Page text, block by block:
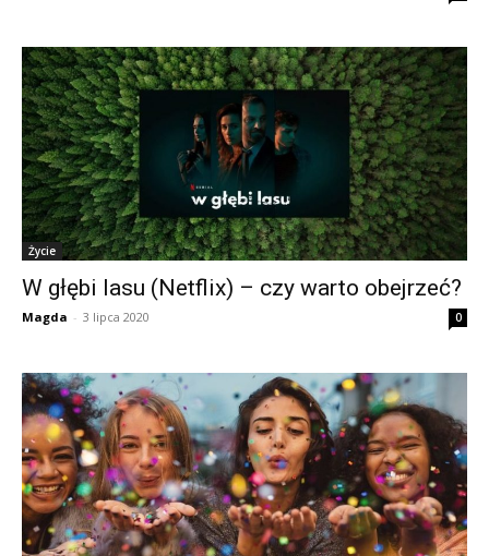
Życie
W głębi lasu (Netflix) – czy warto obejrzeć?
Magda - 3 lipca 2020 0